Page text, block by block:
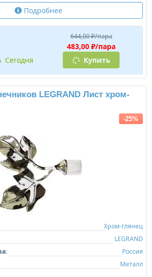
Подробнее
644,00 ₽/пара
483,00 ₽/пара
сегодня
Купить
LEGRAND Лист хром-
-25%
Хром-глянец
LEGRAND
Россия
Металл